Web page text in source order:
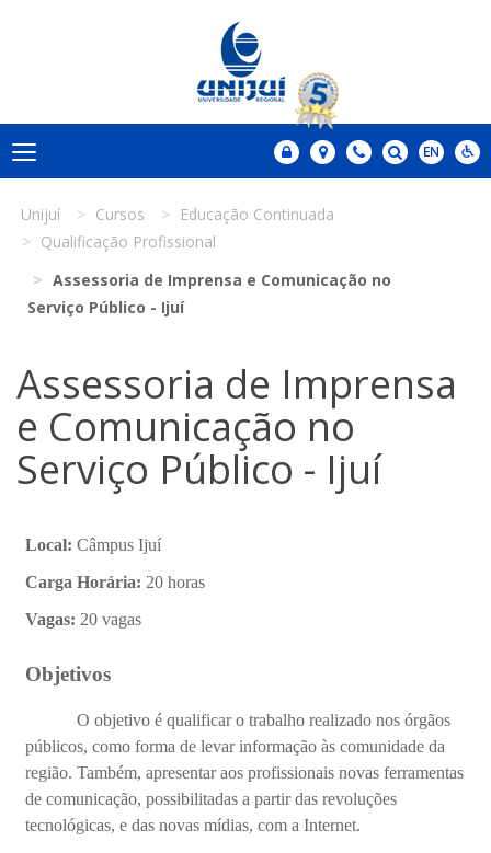
Unijuí Cursos
Educação Continuada
Qualificação Profissional
Assessoria de Imprensa e Comunicação no
Serviço Público - Ijuí
Assessoria de Imprensa
e Comunicação no
Serviço Público - Ijuí